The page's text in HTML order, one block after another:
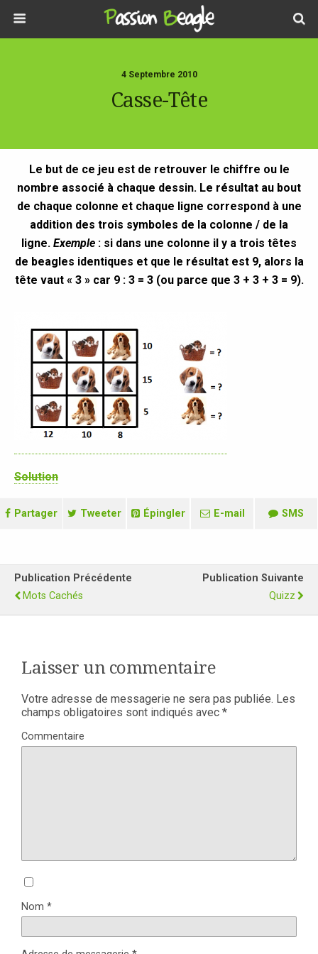
4 Septembre 2010
Casse-Tête
Le but de ce jeu est de retrouver le chiffre ou le
nombre associé à chaque dessin. Le résultat au bout
de chaque colonne et chaque ligne correspond à une
addition des trois symboles de la colonne / de la
ligne. Exemple : si dans une colonne il y a trois têtes
de beagles identiques et que le résultat est 9, alors la
tête vaut « 3 » car 9 : 3 = 3 (ou parce que 3 + 3 + 3 = 9).
Solution
Partager Tweeter Épingler E-mail SMS
Publication Précédente
Mots Cachés
Publication Suivante
Quizz
Laisser un commentaire
Votre adresse de messagerie ne sera pas publiée. Les
champs obligatoires sont indiqués avec *
Commentaire
Nom *